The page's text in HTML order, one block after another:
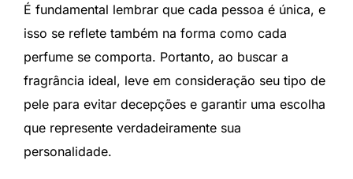
É fundamental lembrar que cada pessoa é única, e
isso se reflete também na forma como cada
perfume se comporta. Portanto, ao buscar a
fragrância ideal, leve em consideração seu tipo de
pele para evitar decepções e garantir uma escolha
que represente verdadeiramente sua
personalidade.